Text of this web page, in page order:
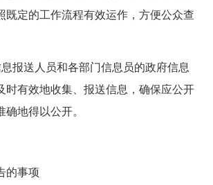
既定的工作流程有效运作，方便公众查
报送人员和各部门信息员的政府信息
时有效地收集、报送信息，确保应公开
地得以公开。
的事项